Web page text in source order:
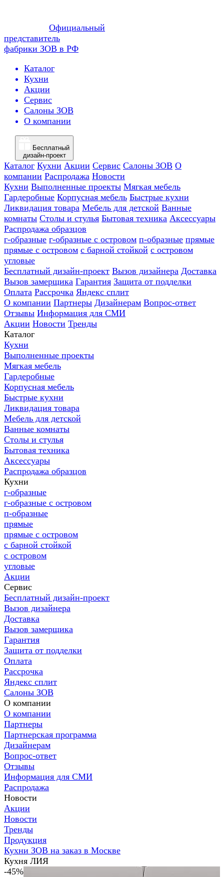
Официальный
представитель
фабрики ЗОВ в РФ
Каталог
Кухни
Акции
Сервис
Салоны ЗОВ
О компании
Бесплатный
дизайн-проект
Каталог Кухни Акции Сервис Салоны ЗОВ О
компании Распродажа Новости
Кухни Выполненные проекты Мягкая мебель
Гардеробные Корпусная мебель Быстрые кухни
Ликвидация товара Мебель для детской Ванные
комнаты Столы и стулья Бытовая техника Аксессуары
Распродажа образцов
г-образные г-образные с островом п-образные прямые
прямые с островом с барной стойкой с островом
угловые
Бесплатный дизайн-проект Вызов дизайнера Доставка
Вызов замерщика Гарантия Защита от подделки
Оплата Рассрочка Яндекс сплит
О компании Партнеры Дизайнерам Вопрос-ответ
Отзывы Информация для СМИ
Акции Новости Тренды
Каталог
Кухни
Выполненные проекты
Мягкая мебель
Гардеробные
Корпусная мебель
Быстрые кухни
Ликвидация товара
Мебель для детской
Ванные комнаты
Столы и стулья
Бытовая техника
Аксессуары
Распродажа образцов
Кухни
г-образные
г-образные с островом
п-образные
прямые
прямые с островом
с барной стойкой
с островом
угловые
Акции
Сервис
Бесплатный дизайн-проект
Вызов дизайнера
Доставка
Вызов замерщика
Гарантия
Защита от подделки
Оплата
Рассрочка
Яндекс сплит
Салоны ЗОВ
О компании
О компании
Партнеры
Партнерская программа
Дизайнерам
Вопрос-ответ
Отзывы
Информация для СМИ
Распродажа
Новости
Акции
Новости
Тренды
Продукция
Кухни ЗОВ на заказ в Москве
Кухня ЛИЯ
-45%